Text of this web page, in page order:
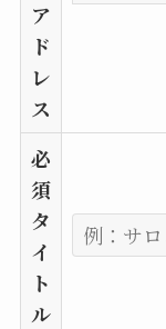
ア
ド
レ
ス
必
須
タ
イ
ト
ル